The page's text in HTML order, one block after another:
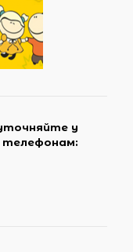
у
телефонам: